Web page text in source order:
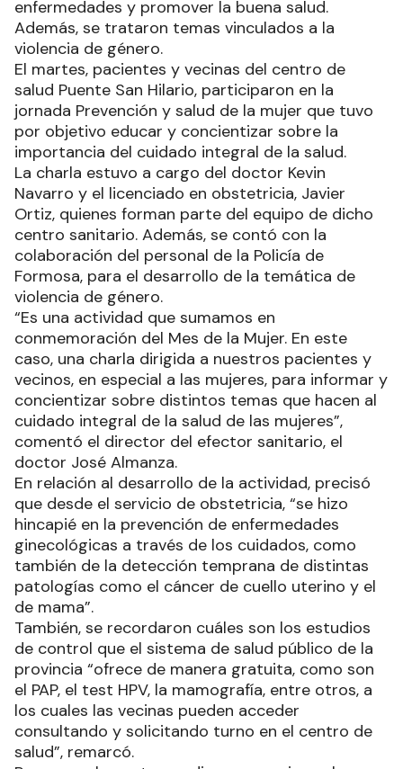
enfermedades y promover la buena salud.
Además, se trataron temas vinculados a la
violencia de género.
El martes, pacientes y vecinas del centro de
salud Puente San Hilario, participaron en la
jornada Prevención y salud de la mujer que tuvo
por objetivo educar y concientizar sobre la
importancia del cuidado integral de la salud.
La charla estuvo a cargo del doctor Kevin
Navarro y el licenciado en obstetricia, Javier
Ortiz, quienes forman parte del equipo de dicho
centro sanitario. Además, se contó con la
colaboración del personal de la Policía de
Formosa, para el desarrollo de la temática de
violencia de género.
“Es una actividad que sumamos en
conmemoración del Mes de la Mujer. En este
caso, una charla dirigida a nuestros pacientes y
vecinos, en especial a las mujeres, para informar y
concientizar sobre distintos temas que hacen al
cuidado integral de la salud de las mujeres”,
comentó el director del efector sanitario, el
doctor José Almanza.
En relación al desarrollo de la actividad, precisó
que desde el servicio de obstetricia, “se hizo
hincapié en la prevención de enfermedades
ginecológicas a través de los cuidados, como
también de la detección temprana de distintas
patologías como el cáncer de cuello uterino y el
de mama”.
También, se recordaron cuáles son los estudios
de control que el sistema de salud público de la
provincia “ofrece de manera gratuita, como son
el PAP, el test HPV, la mamografía, entre otros, a
los cuales las vecinas pueden acceder
consultando y solicitando turno en el centro de
salud”, remarcó.